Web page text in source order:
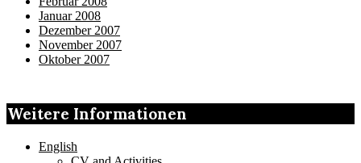
Januar 2008
Dezember 2007
November 2007
Oktober 2007
Weitere Informationen
English